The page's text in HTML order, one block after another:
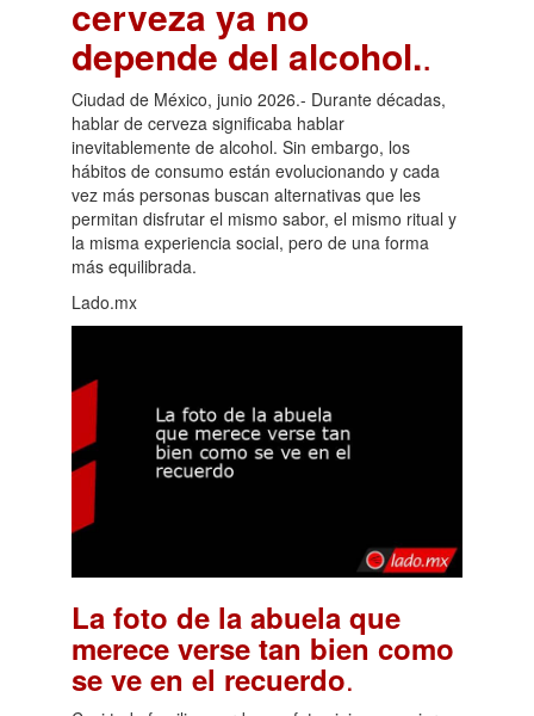
cerveza ya no
depende del alcohol..
Ciudad de México, junio 2026.- Durante décadas,
hablar de cerveza significaba hablar
inevitablemente de alcohol. Sin embargo, los
hábitos de consumo están evolucionando y cada
vez más personas buscan alternativas que les
permitan disfrutar el mismo sabor, el mismo ritual y
la misma experiencia social, pero de una forma
más equilibrada.
Lado.mx
La foto de la abuela que
merece verse tan bien como
se ve en el recuerdo.